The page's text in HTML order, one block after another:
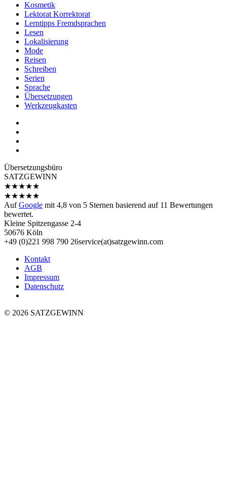
Kosmetik
Lektorat Korrektorat
Lerntipps Fremdsprachen
Lesen
Lokalisierung
Mode
Reisen
Schreiben
Serien
Sprache
Übersetzungen
Werkzeugkasten
Übersetzungs­büro
SATZGEWINN
★★★★★
★★★★★
AufGoogle mit 4,8 von 5 Sternen basierend auf 11 Bewertungen
bewertet.
Kleine Spitzengasse 2-4
50676 Köln
+49 (0)221 998 790 26service(at)satz­gewinn.com
Kontakt
AGB
Impressum
Datenschutz
© 2026 SATZGEWINN